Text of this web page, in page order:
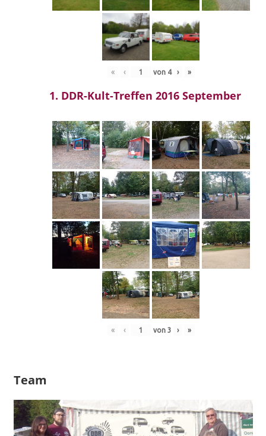
« ‹ von 4 › »
1. DDR-Kult-Treffen 2016 September
« ‹ von 3 › »
Team